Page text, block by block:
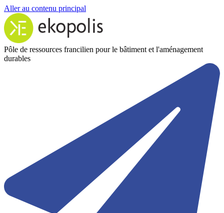
Aller au contenu principal
Pôle de ressources francilien pour le bâtiment et l'aménagement
durables